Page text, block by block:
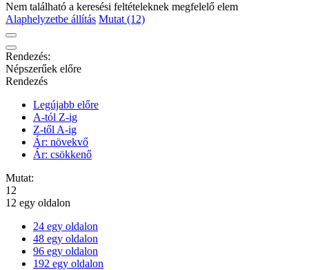
Nem található a keresési feltételeknek megfelelő elem
Alaphelyzetbe állítás Mutat (12)
Rendezés:
Népszerűek előre
Rendezés
Legújabb előre
A-tól Z-ig
Z-től A-ig
Ár: növekvő
Ár: csökkenő
Mutat:
12
12 egy oldalon
24 egy oldalon
48 egy oldalon
96 egy oldalon
192 egy oldalon